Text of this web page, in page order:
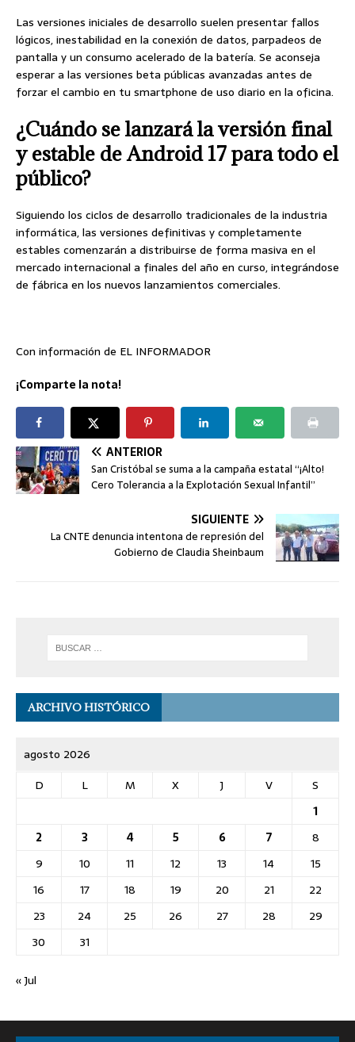
Las versiones iniciales de desarrollo suelen presentar fallos
lógicos, inestabilidad en la conexión de datos, parpadeos de
pantalla y un consumo acelerado de la batería. Se aconseja
esperar a las versiones beta públicas avanzadas antes de
forzar el cambio en tu smartphone de uso diario en la oficina.
¿Cuándo se lanzará la versión final
y estable de Android 17 para todo el
público?
Siguiendo los ciclos de desarrollo tradicionales de la industria
informática, las versiones definitivas y completamente
estables comenzarán a distribuirse de forma masiva en el
mercado internacional a finales del año en curso, integrándose
de fábrica en los nuevos lanzamientos comerciales.
Con información de EL INFORMADOR
¡Comparte la nota!
ANTERIOR
San Cristóbal se suma a la campaña estatal “¡Alto!
Cero Tolerancia a la Explotación Sexual Infantil”
SIGUIENTE
La CNTE denuncia intentona de represión del
Gobierno de Claudia Sheinbaum
ARCHIVO HISTÓRICO
agosto 2026
D
L M X J V
S
1
2
3 4 5 6 7
8
9
10 11 12 13 14
15
16
17 18 19 20 21
22
23
24 25 26 27 28
29
30
31
« Jul